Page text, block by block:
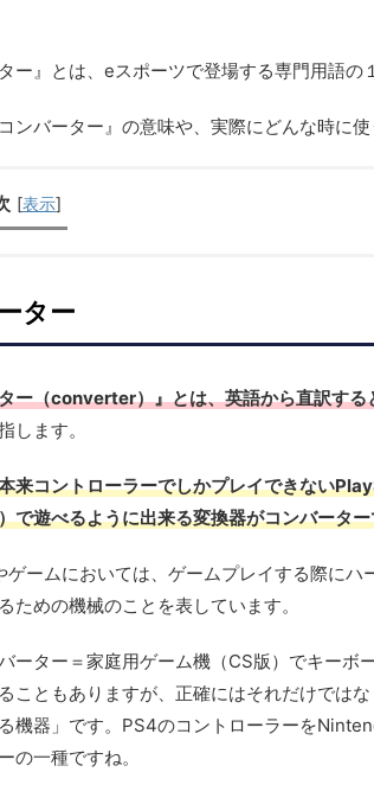
ー』とは、eスポーツで登場する専門用語の
ンバーター』の意味や、実際にどんな時に
[表示]
ター
ー（converter）』とは、英語から直訳する
します。
来コントローラーでしかプレイできない
で遊べるように出来る変換器がコンバータ
ゲームにおいては、ゲームプレイする際に
ための機械のことを表しています。
ーター＝家庭用ゲーム機（CS版）でキーボ
こともありますが、正確にはそれだけでは
機器」です。PS4のコントローラーを
の一種ですね。